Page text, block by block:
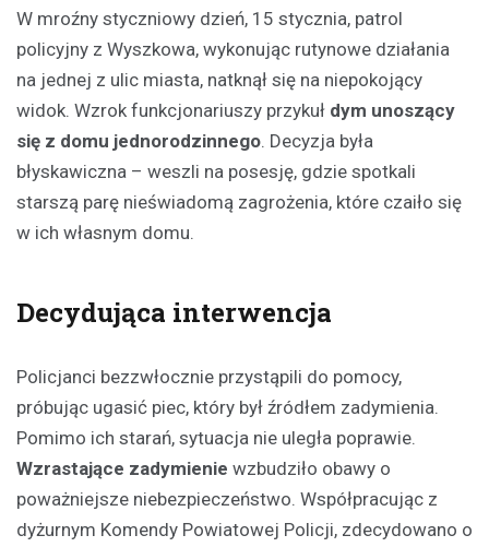
W mroźny styczniowy dzień, 15 stycznia, patrol
policyjny z Wyszkowa, wykonując rutynowe działania
na jednej z ulic miasta, natknął się na niepokojący
widok. Wzrok funkcjonariuszy przykuł dym unoszący
się z domu jednorodzinnego. Decyzja była
błyskawiczna – weszli na posesję, gdzie spotkali
starszą parę nieświadomą zagrożenia, które czaiło się
w ich własnym domu.
Decydująca interwencja
Policjanci bezzwłocznie przystąpili do pomocy,
próbując ugasić piec, który był źródłem zadymienia.
Pomimo ich starań, sytuacja nie uległa poprawie.
Wzrastające zadymienie wzbudziło obawy o
poważniejsze niebezpieczeństwo. Współpracując z
dyżurnym Komendy Powiatowej Policji, zdecydowano o